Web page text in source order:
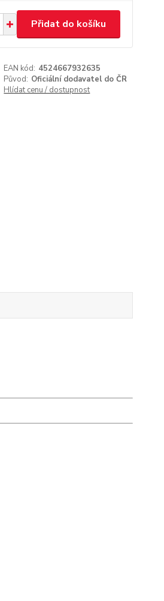
Přidat do košíku
EAN kód: 4524667932635
Původ: Oficiální dodavatel do ČR
Hlídat cenu / dostupnost